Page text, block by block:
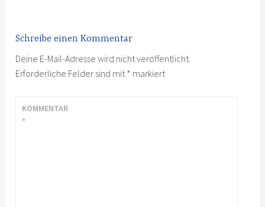
Schreibe einen Kommentar
Deine E-Mail-Adresse wird nicht veröffentlicht.
Erforderliche Felder sind mit* markiert
KOMMENTAR
*